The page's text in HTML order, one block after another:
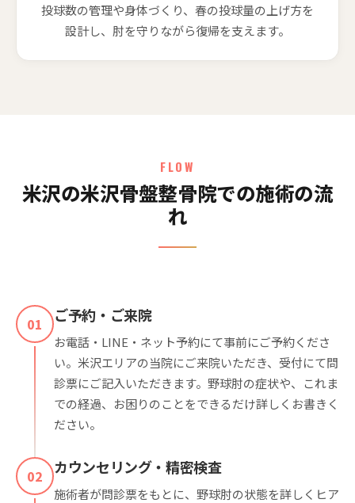
投球数の管理や身体づくり、春の投球量の上げ方を
設計し、肘を守りながら復帰を支えます。
FLOW
米沢の米沢骨盤整骨院での施術の流
れ
01 ご予約・ご来院
お電話・LINE・ネット予約にて事前にご予約くださ
い。米沢エリアの当院にご来院いただき、受付にて問
診票にご記入いただきます。野球肘の症状や、これま
での経過、お困りのことをできるだけ詳しくお書きく
ださい。
02 カウンセリング・精密検査
施術者が問診票をもとに、野球肘の状態を詳しくヒア